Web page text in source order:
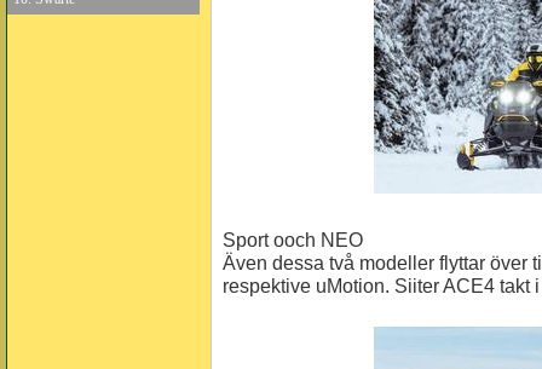
Sport ooch NEO
Även dessa två modeller flyttar över
respektive uMotion. Siiter ACE4 takt